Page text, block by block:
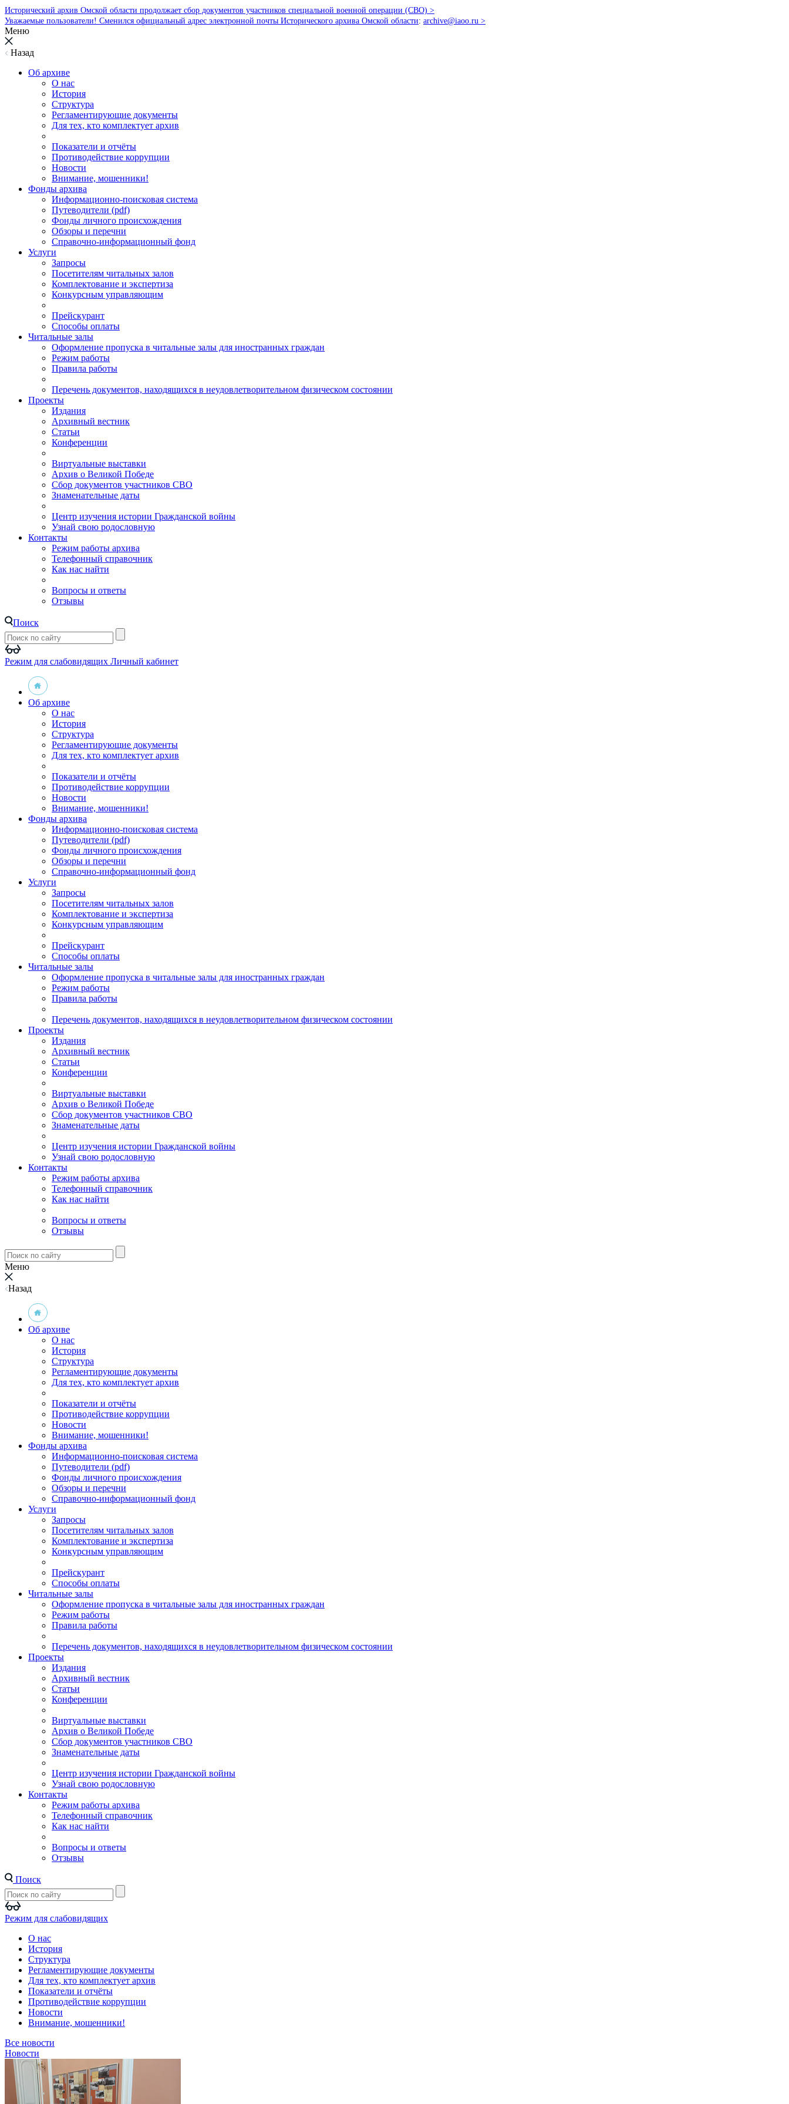
Исторический архив Омской области продолжает сбор документов участников специальной военной операции (СВО) >
Уважаемые пользователи! Сменился официальный адрес электронной почты Исторического архива Омской области: archive@iaoo.ru >
Меню
Назад
Об архиве
О нас
История
Структура
Регламентирующие документы
Для тех, кто комплектует архив
Показатели и отчёты
Противодействие коррупции
Новости
Внимание, мошенники!
Фонды архива
Информационно-поисковая система
Путеводители (pdf)
Фонды личного происхождения
Обзоры и перечни
Справочно-информационный фонд
Услуги
Запросы
Посетителям читальных залов
Комплектование и экспертиза
Конкурсным управляющим
Прейскурант
Способы оплаты
Читальные залы
Оформление пропуска в читальные залы для иностранных граждан
Режим работы
Правила работы
Перечень документов, находящихся в неудовлетворительном физическом состоянии
Проекты
Издания
Архивный вестник
Статьи
Конференции
Виртуальные выставки
Архив о Великой Победе
Сбор документов участников СВО
Знаменательные даты
Центр изучения истории Гражданской войны
Узнай свою родословную
Контакты
Режим работы архива
Телефонный справочник
Как нас найти
Вопросы и ответы
Отзывы
Поиск
Режим для слабовидящих Личный кабинет
Об архиве
О нас
История
Структура
Регламентирующие документы
Для тех, кто комплектует архив
Показатели и отчёты
Противодействие коррупции
Новости
Внимание, мошенники!
Фонды архива
Информационно-поисковая система
Путеводители (pdf)
Фонды личного происхождения
Обзоры и перечни
Справочно-информационный фонд
Услуги
Запросы
Посетителям читальных залов
Комплектование и экспертиза
Конкурсным управляющим
Прейскурант
Способы оплаты
Читальные залы
Оформление пропуска в читальные залы для иностранных граждан
Режим работы
Правила работы
Перечень документов, находящихся в неудовлетворительном физическом состоянии
Проекты
Издания
Архивный вестник
Статьи
Конференции
Виртуальные выставки
Архив о Великой Победе
Сбор документов участников СВО
Знаменательные даты
Центр изучения истории Гражданской войны
Узнай свою родословную
Контакты
Режим работы архива
Телефонный справочник
Как нас найти
Вопросы и ответы
Отзывы
Меню
Назад
Об архиве
О нас
История
Структура
Регламентирующие документы
Для тех, кто комплектует архив
Показатели и отчёты
Противодействие коррупции
Новости
Внимание, мошенники!
Фонды архива
Информационно-поисковая система
Путеводители (pdf)
Фонды личного происхождения
Обзоры и перечни
Справочно-информационный фонд
Услуги
Запросы
Посетителям читальных залов
Комплектование и экспертиза
Конкурсным управляющим
Прейскурант
Способы оплаты
Читальные залы
Оформление пропуска в читальные залы для иностранных граждан
Режим работы
Правила работы
Перечень документов, находящихся в неудовлетворительном физическом состоянии
Проекты
Издания
Архивный вестник
Статьи
Конференции
Виртуальные выставки
Архив о Великой Победе
Сбор документов участников СВО
Знаменательные даты
Центр изучения истории Гражданской войны
Узнай свою родословную
Контакты
Режим работы архива
Телефонный справочник
Как нас найти
Вопросы и ответы
Отзывы
Поиск
Режим для слабовидящих
О нас
История
Структура
Регламентирующие документы
Для тех, кто комплектует архив
Показатели и отчёты
Противодействие коррупции
Новости
Внимание, мошенники!
Все новости
Новости